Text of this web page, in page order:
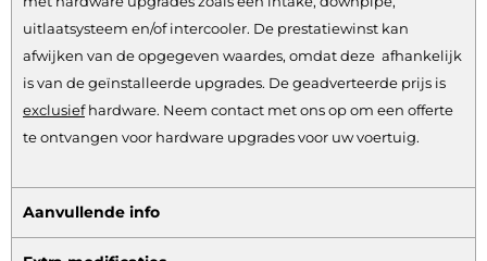
uitlaatsysteem en/of intercooler. De prestatiewinst kan
afwijken van de opgegeven waardes, omdat deze afhankelijk
is van de geïnstalleerde upgrades. De geadverteerde prijs is
exclusiefhardware. Neem contact met ons op om een offerte
te ontvangen voor hardware upgrades voor uw voertuig.
Aanvullende info